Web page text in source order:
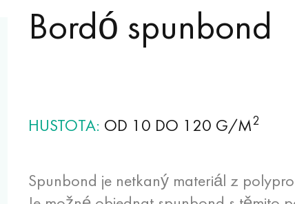
Bordó spunbond
HUSTOTA OD 10 DO 120 G/M2
Spunbond je netkaný materiál z